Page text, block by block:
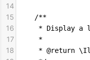
14
15
    /**
16
* Display a
17
     *
18
* @return